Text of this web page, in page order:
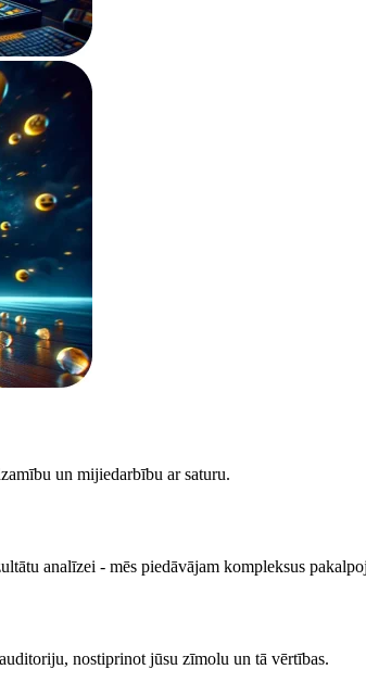
un mijiedarbību ar saturu.
analīzei - mēs piedāvājam kompleksus
nostiprinot jūsu zīmolu un tā vērtības.